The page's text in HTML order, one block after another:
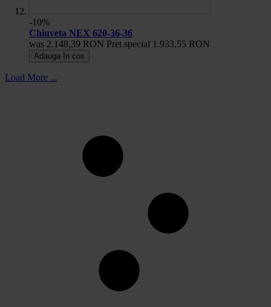
-10%
Chiuveta NEX 620-36-36
was 2.148,39 RON Pret special 1.933,55 RON
Adauga în cos
Load More ...